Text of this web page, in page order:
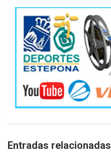
Entradas relacionadas